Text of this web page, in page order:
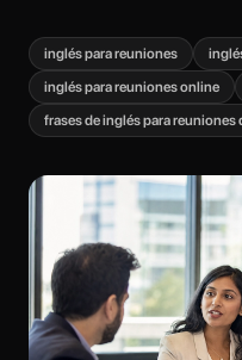
inglés para reuniones
inglés para reuniones online
frases de inglés para reuniones